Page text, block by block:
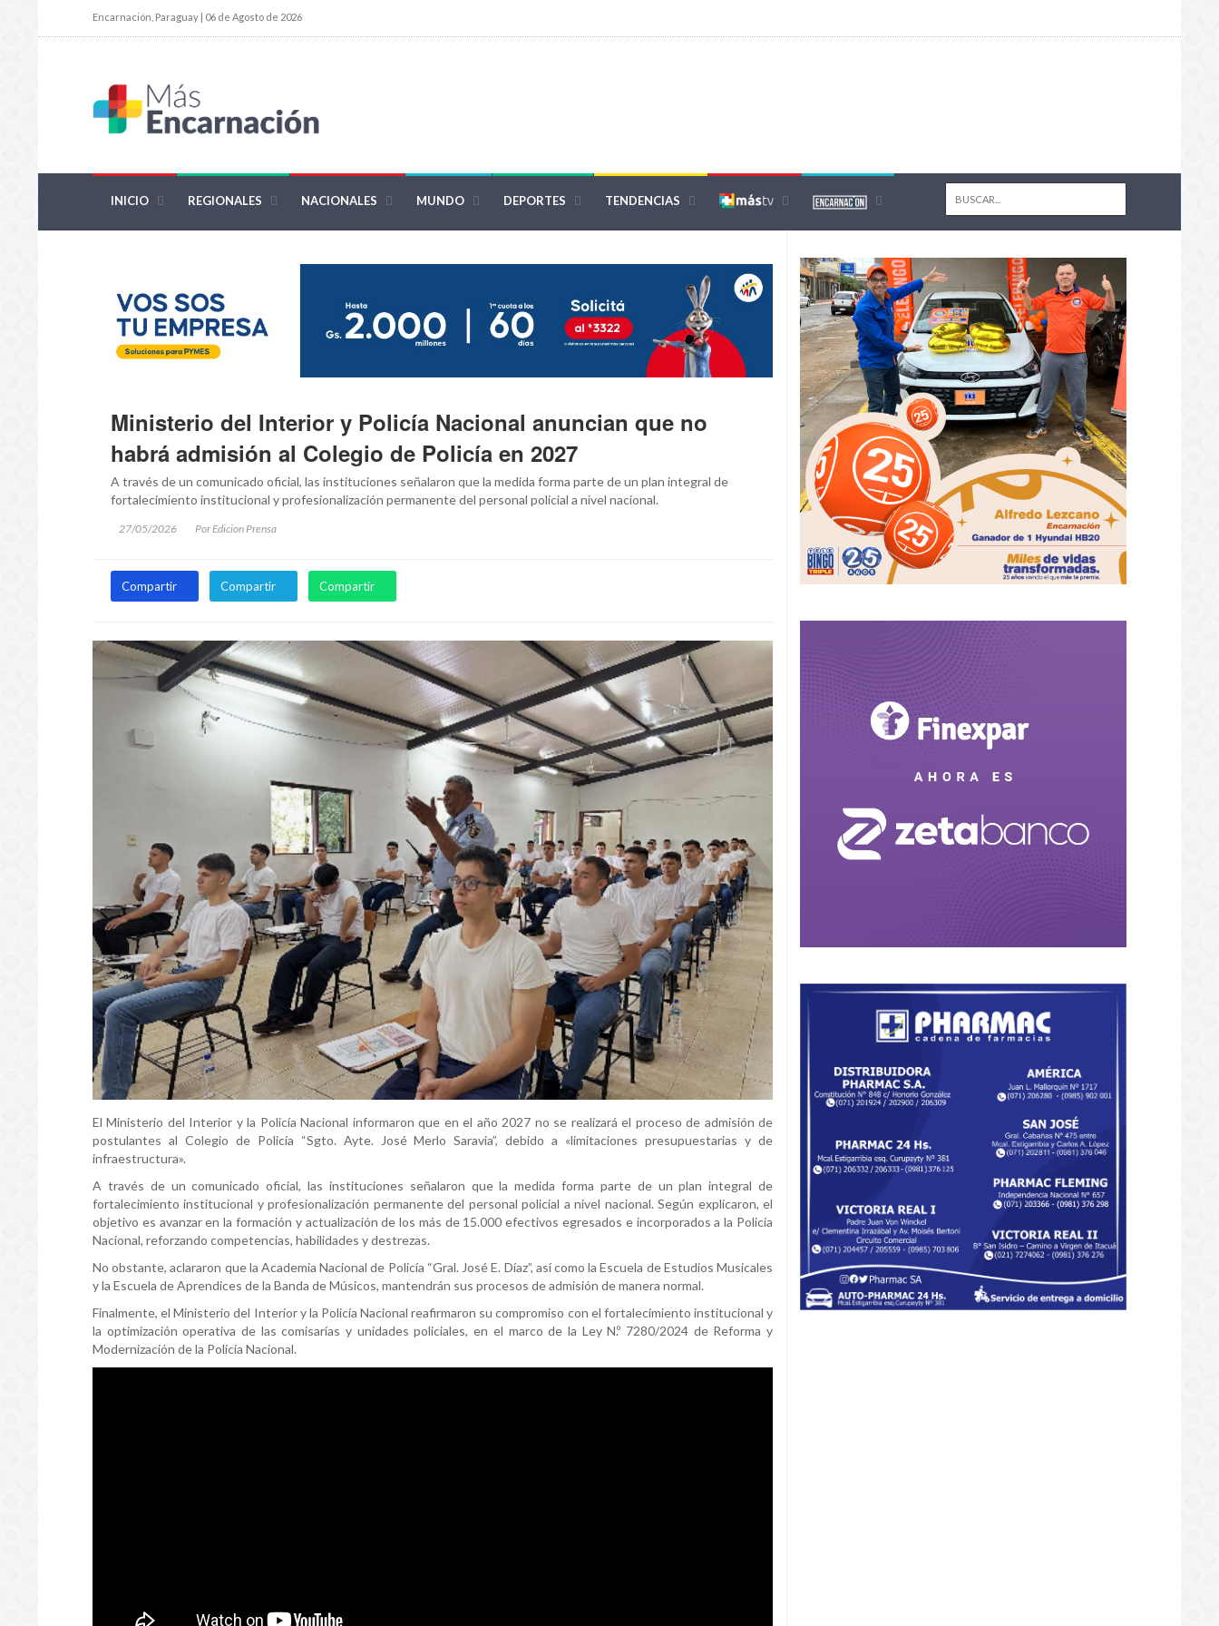
Encarnación, Paraguay | 06 de Agosto de 2026
INICIO REGIONALES NACIONALES MUNDO DEPORTES TENDENCIAS
Ministerio del Interior y Policía Nacional anuncian que no
habrá admisión al Colegio de Policía en 2027
A través de un comunicado oficial, las instituciones señalaron que la medida forma parte de un plan integral de
fortalecimiento institucional y profesionalización permanente del personal policial a nivel nacional.
27/05/2026 Por Edicion Prensa
Compartir Compartir Compartir
El Ministerio del Interior y la Policía Nacional informaron que en el año 2027 no se realizará el proceso de admisión de
postulantes al Colegio de Policía “Sgto. Ayte. José Merlo Saravia”, debido a «limitaciones presupuestarias y de
infraestructura».
A través de un comunicado oficial, las instituciones señalaron que la medida forma parte de un plan integral de
fortalecimiento institucional y profesionalización permanente del personal policial a nivel nacional. Según explicaron, el
objetivo es avanzar en la formación y actualización de los más de 15.000 efectivos egresados e incorporados a la Policía
Nacional, reforzando competencias, habilidades y destrezas.
No obstante, aclararon que la Academia Nacional de Policía “Gral. José E. Díaz”, así como la Escuela de Estudios Musicales
y la Escuela de Aprendices de la Banda de Músicos, mantendrán sus procesos de admisión de manera normal.
Finalmente, el Ministerio del Interior y la Policía Nacional reafirmaron su compromiso con el fortalecimiento institucional y
la optimización operativa de las comisarías y unidades policiales, en el marco de la Ley N.º 7280/2024 de Reforma y
Modernización de la Policía Nacional.